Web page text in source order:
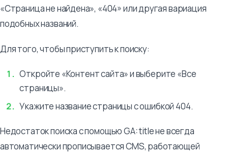
«Страница не найдена», «404» или другая вариация
подобных названий.
Для того, чтобы приступить к поиску:
Откройте «Контент сайта» и выберите «Все
страницы».
Укажите название страницы с ошибкой 404.
Недостаток поиска с помощью GA: title не всегда
автоматически прописывается CMS, работающей